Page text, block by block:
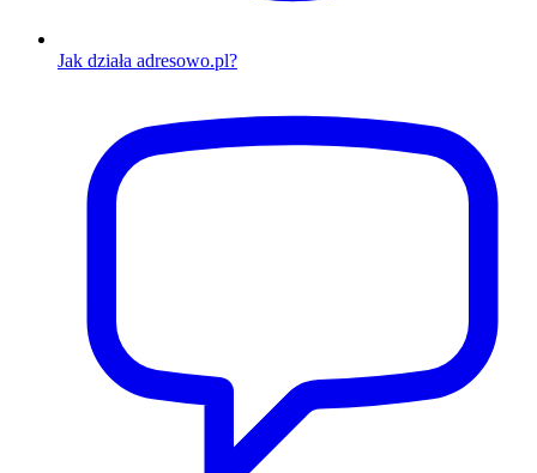
Jak działa adresowo.pl?